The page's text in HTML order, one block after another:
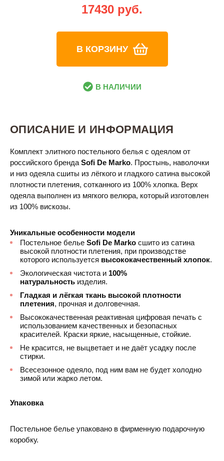
17430 руб.
В КОРЗИНУ
В НАЛИЧИИ
ОПИСАНИЕ И ИНФОРМАЦИЯ
Комплект элитного постельного белья с одеялом от
российского бренда Sofi De Marko. Простынь, наволочки
и низ одеяла сшиты из лёгкого и гладкого сатина высокой
плотности плетения, сотканного из 100% хлопка. Верх
одеяла выполнен из мягкого велюра, который изготовлен
из 100% вискозы.
Уникальные особенности модели
Постельное белье Sofi De Marko сшито из сатина
высокой плотности плетения, при производстве
которого используется высококачественный хлопок.
Экологическая чистота и 100%
натуральность изделия.
Гладкая и лёгкая ткань высокой плотности
плетения, прочная и долговечная.
Высококачественная реактивная цифровая печать с
использованием качественных и безопасных
красителей. Краски яркие, насыщенные, стойкие.
Не красится, не выцветает и не даёт усадку после
стирки.
Всесезонное одеяло, под ним вам не будет холодно
зимой или жарко летом.
Упаковка
Постельное белье упаковано в фирменную подарочную
коробку.